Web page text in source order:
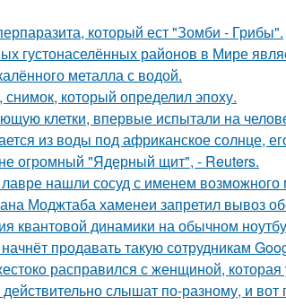
который ест "Зомби - Грибы".
густонаселённых районов в Мире
металла с водой.
который определил эпоху.
клетки, впервые испытали на
из воды под африканское солнце,
огромный "Ядерный щит", - Reuters.
нашли сосуд с именем возможного
Моджтаба хаменеи запретил вывоз
квантовой динамики на обычном
продавать такую сотрудникам
расправился с женщиной,
слышат по-разному, и вот